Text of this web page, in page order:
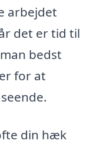
arbejdet
det er tid til
bedst
for at
din hæk